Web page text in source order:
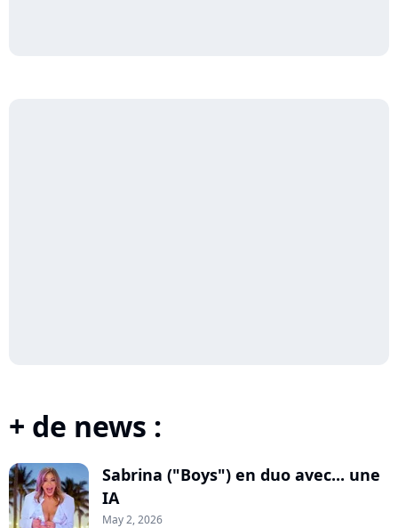
+ de news :
Sabrina ("Boys") en duo avec... une
IA
May 2, 2026